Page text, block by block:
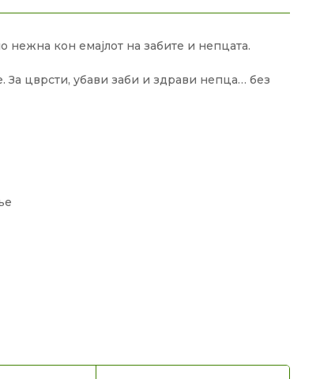
нежна кон емајлот на забите и непцата.
За цврсти, убави заби и здрави непца… без